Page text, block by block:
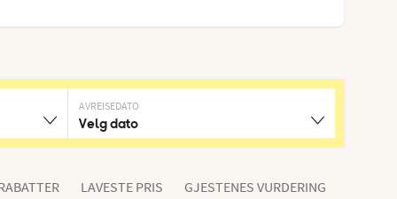
AVREISEDATO
Velg dato
LAVESTE PRIS GJESTENES VURDERING